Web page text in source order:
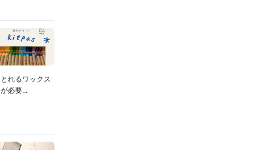
れるワックス
必要...